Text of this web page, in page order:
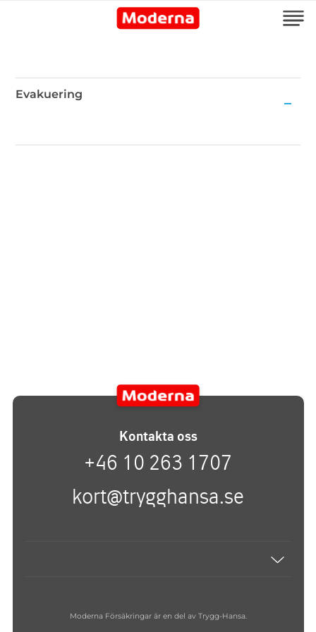
Evakuering
Kontakta oss
+46 10 263 1707
kort@trygghansa.se
Moderna Försäkringar är en del av Trygg-Hansa.